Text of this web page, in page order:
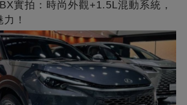
實拍：時尚外觀+1.5L混動系統，
！